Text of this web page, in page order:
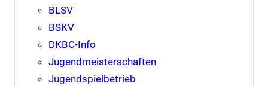
BLSV
BSKV
DKBC-Info
Jugendmeisterschaften
Jugendspielbetrieb